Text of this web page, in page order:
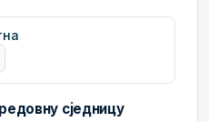
сједницу